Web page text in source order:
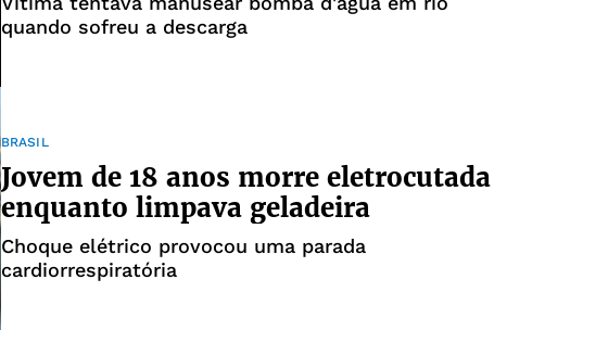
quando sofreu a descarga
BRASIL
Jovem de 18 anos morre eletrocutada
enquanto limpava geladeira
Choque elétrico provocou uma parada
cardiorrespiratória